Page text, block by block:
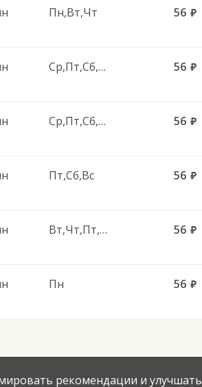
Пн,Вт,Чт 56 руб.
Ср,Пт,Сб,Вс 56 руб.
Ср,Пт,Сб,Вс 56 руб.
Пт,Сб,Вс 56 руб.
Вт,Чт,Пт,Вс 56 руб.
Пн 56 руб.
рекомендации и улучшать